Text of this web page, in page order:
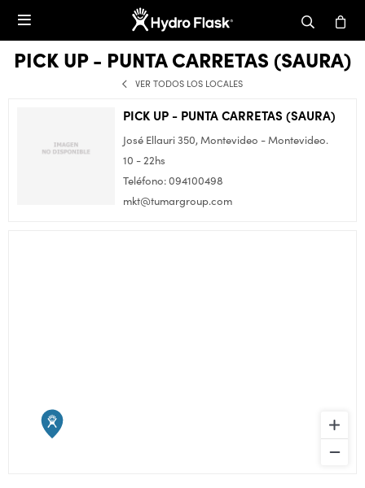

PICK UP - PUNTA CARRETAS (SAURA)
VER TODOS LOS LOCALES
PICK UP - PUNTA CARRETAS (SAURA)
José Ellauri 350, Montevideo - Montevideo.
10 - 22hs
Teléfono: 094100498
mkt@tumargroup.com